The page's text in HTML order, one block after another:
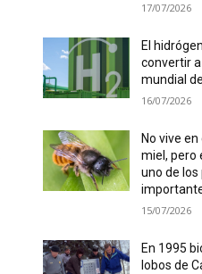
17/07/2026
El
convertir
mundial
16/07/2026
No vive
miel, pero
uno de
15/07/2026
En 1995
lobos de